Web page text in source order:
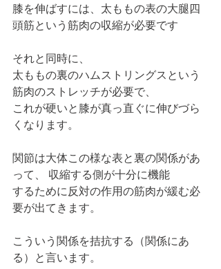
膝を伸ばすには、太ももの表の大腿四
頭筋という筋肉の収縮が必要です
それと同時に、
太ももの裏のハムストリングスという
筋肉のストレッチが必要で、
これが硬いと膝が真っ直ぐに伸びづら
くなります。
関節は大体この様な表と裏の関係があ
って、 収縮する側が十分に機能
するために反対の作用の筋肉が緩む必
要が出てきます。
こういう関係を拮抗する（関係にあ
る）と言います。